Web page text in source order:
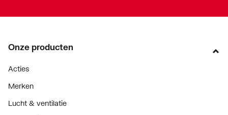
Onze producten
Acties
Merken
Lucht & ventilatie